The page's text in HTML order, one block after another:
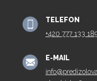
TELEFON
+420 777 133
E-MAIL